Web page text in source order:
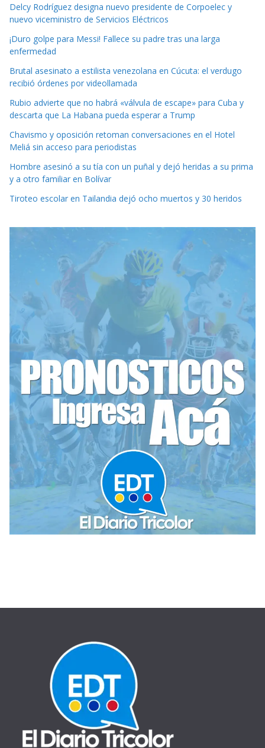
Delcy Rodríguez designa nuevo presidente de Corpoelec y
nuevo viceministro de Servicios Eléctricos
¡Duro golpe para Messi! Fallece su padre tras una larga
enfermedad
Brutal asesinato a estilista venezolana en Cúcuta: el verdugo
recibió órdenes por videollamada
Rubio advierte que no habrá «válvula de escape» para Cuba y
descarta que La Habana pueda esperar a Trump
Chavismo y oposición retoman conversaciones en el Hotel
Meliá sin acceso para periodistas
Hombre asesinó a su tía con un puñal y dejó heridas a su prima
y a otro familiar en Bolívar
Tiroteo escolar en Tailandia dejó ocho muertos y 30 heridos